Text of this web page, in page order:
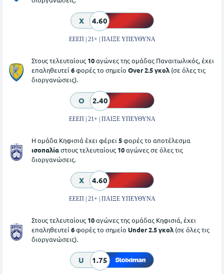
X 4.60
ΕΕΕΠ | 21+ | ΠΑΙΞΕ ΥΠΕΥΘΥΝΑ
Στους τελευταίους 10αγώνες της ομάδας Παναιτωλικός, έχει
επαληθευτεί 6φορές το σημείο Over 2.5 γκολ (σε όλες τις
διοργανώσεις).
O 2.40
ΕΕΕΠ | 21+ | ΠΑΙΞΕ ΥΠΕΥΘΥΝΑ
Η ομάδα Κηφισιά έχει φέρει 5φορές το αποτέλεσμα
ισοπαλίαστους τελευταίους 10αγώνες σε όλες τις
διοργανώσεις.
X 4.60
ΕΕΕΠ | 21+ | ΠΑΙΞΕ ΥΠΕΥΘΥΝΑ
Στους τελευταίους 10αγώνες της ομάδας Κηφισιά, έχει
επαληθευτεί 6φορές το σημείο Under 2.5 γκολ (σε όλες τις
διοργανώσεις).
U 1.75